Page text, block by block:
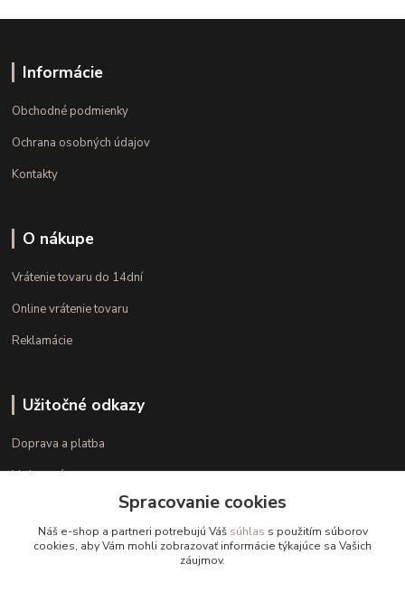
Informácie
Obchodné podmienky
Ochrana osobných údajov
Kontakty
O nákupe
Vrátenie tovaru do 14dní
Online vrátenie tovaru
Reklamácie
Užitočné odkazy
Doprava a platba
Veľkostné parametre
Spracovanie cookies
Náš e-shop a partneri potrebujú Váš súhlas s použitím súborov
cookies, aby Vám mohli zobrazovať informácie týkajúce sa Vašich
záujmov.